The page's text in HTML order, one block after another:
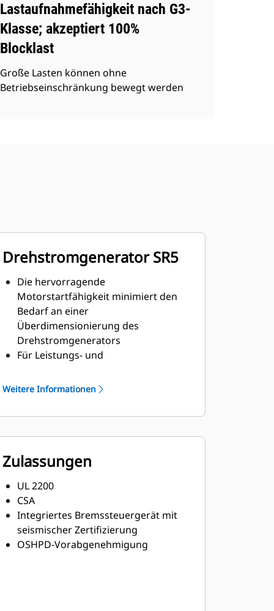
Lastaufnahmefähigkeit nach G3-
Klasse; akzeptiert 100%
Blocklast
Große Lasten können ohne
Betriebseinschränkung bewegt werden
Drehstromgenerator SR5
Die hervorragende
Motorstartfähigkeit minimiert den
Bedarf an einer
Überdimensionierung des
Drehstromgenerators
Für Leistungs- und
Dieselmotoren ausgelegt
Weitere Informationen
Zulassungen
UL 2200
CSA
Integriertes Bremssteuergerät mit
seismischer Zertifizierung
OSHPD-Vorabgenehmigung